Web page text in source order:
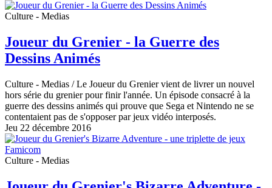
Culture - Medias
Joueur du Grenier - la Guerre des
Dessins Animés
Culture - Medias / Le Joueur du Grenier vient de livrer un nouvel
hors série du grenier pour finir l'année. Un épisode consacré à la
guerre des dessins animés qui prouve que Sega et Nintendo ne se
contentaient pas de s'opposer par jeux vidéo interposés.
Jeu 22 décembre 2016
Culture - Medias